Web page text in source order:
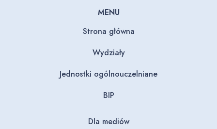
MENU
Strona główna
Wydziały
Jednostki ogólnouczelniane
BIP
Dla mediów